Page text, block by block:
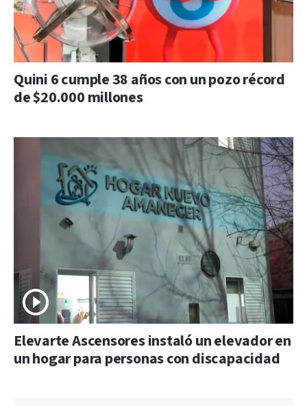
Quini 6 cumple 38 años con un pozo récord
de $20.000 millones
Elevarte Ascensores instaló un elevador en
un hogar para personas con discapacidad